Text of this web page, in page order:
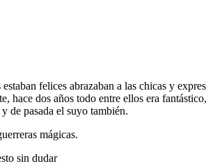
felices abrazaban a las chicas y
hace dos años todo entre ellos era
de pasada el suyo también.
mágicas.
sin dudar